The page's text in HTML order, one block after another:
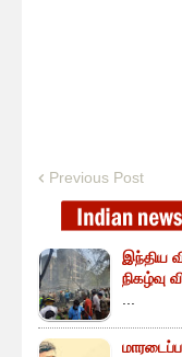
Previous Post
இந்திய
நிகழ்வு